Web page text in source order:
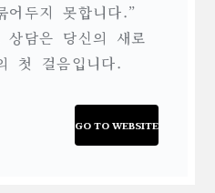
두지 못합니다.”
상담은 당신의 새로
첫 걸음입니다.
GO TO WEBSITE